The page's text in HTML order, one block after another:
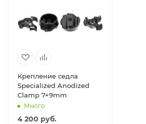
Крепление седла
Specialized Anodized
Clamp 7+9mm
Много
4 200 руб.